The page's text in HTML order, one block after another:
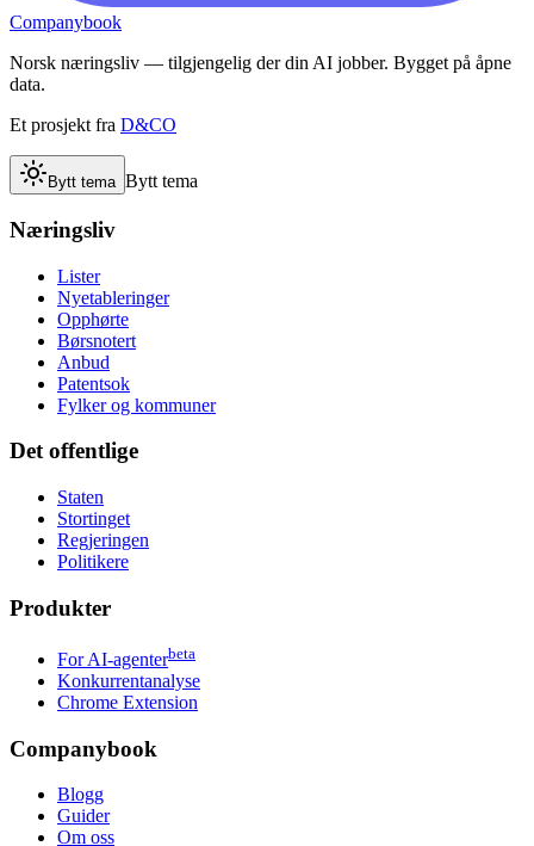
Companybook
Norsk næringsliv — tilgjengelig der din AI jobber. Bygget på åpne
data.
Et prosjekt fra D&CO
Bytt tema Bytt tema
Næringsliv
Lister
Nyetableringer
Opphørte
Børsnotert
Anbud
Patentsok
Fylker og kommuner
Det offentlige
Staten
Stortinget
Regjeringen
Politikere
Produkter
For AI-agenterbeta
Konkurrentanalyse
Chrome Extension
Companybook
Blogg
Guider
Om oss